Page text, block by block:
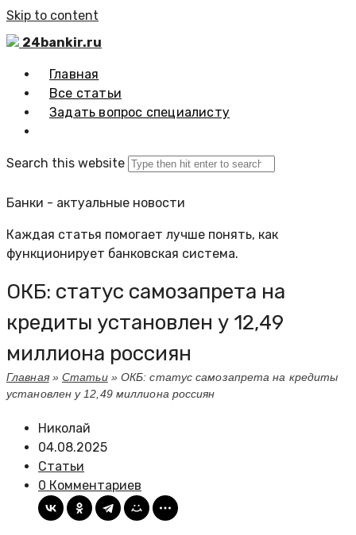
Skip to content
24bankir.ru
Главная
Все статьи
Задать вопрос специалисту
Search this website
Банки - актуальные новости
Каждая статья помогает лучше понять, как
функционирует банковская система.
ОКБ: статус самозапрета на
кредиты установлен у 12,49
миллиона россиян
Главная»Статьи» ОКБ: статус самозапрета на кредиты
установлен у 12,49 миллиона россиян
Николай
04.08.2025
Статьи
0 Комментариев